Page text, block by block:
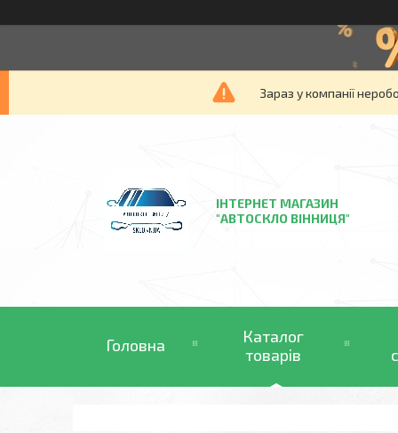
Зараз у компанії
ІНТЕРНЕТ МАГАЗИН
"АВТОСКЛО ВІННИЦЯ"
Головна
Каталог
товарів